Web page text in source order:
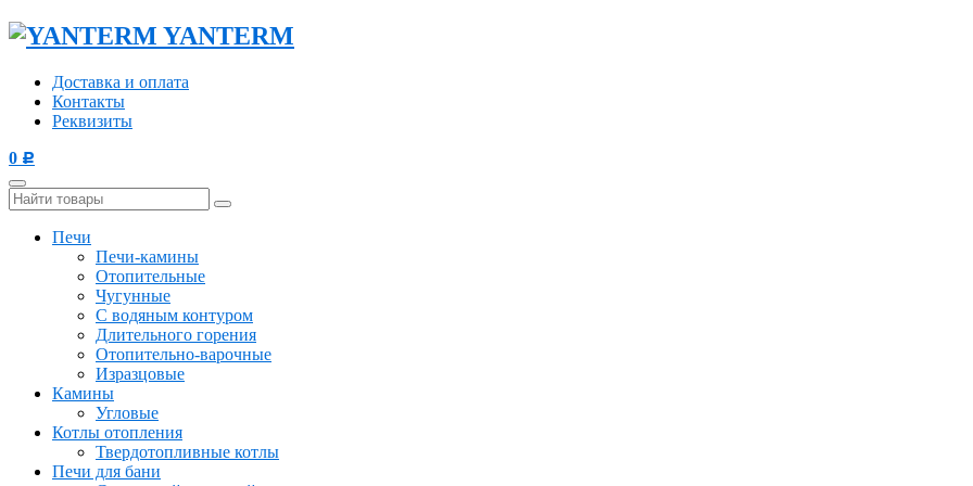
YANTERM
Доставка и оплата
Контакты
Реквизиты
0 Р
Печи
Печи-камины
Отопительные
Чугунные
С водяным контуром
Длительного горения
Отопительно-варочные
Изразцовые
Камины
Угловые
Котлы отопления
Твердотопливные котлы
Печи для бани